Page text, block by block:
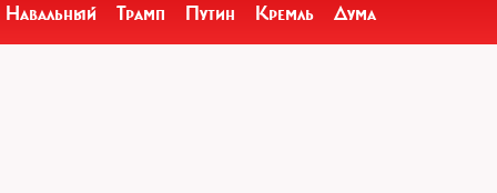
Навальный Трамп Путин Кремль Дума